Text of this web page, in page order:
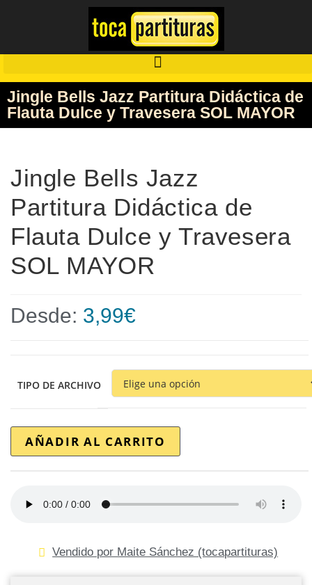
Jingle Bells Jazz Partitura Didáctica de
Flauta Dulce y Travesera SOL MAYOR
Jingle Bells Jazz
Partitura Didáctica de
Flauta Dulce y Travesera
SOL MAYOR
Desde: 3,99€
TIPO DE ARCHIVO
AÑADIR AL CARRITO
Vendido por Maite Sánchez (tocapartituras)